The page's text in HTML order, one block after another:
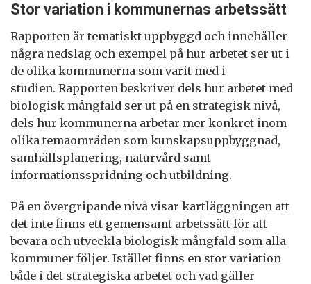
Stor variation i kommunernas arbetssätt
Rapporten är tematiskt uppbyggd och innehåller
några nedslag och exempel på hur arbetet ser ut i
de olika kommunerna som varit med i
studien. Rapporten beskriver dels hur arbetet med
biologisk mångfald ser ut på en strategisk nivå,
dels hur kommunerna arbetar mer konkret inom
olika temaområden som kunskapsuppbyggnad,
samhällsplanering, naturvård samt
informationsspridning och utbildning.
På en övergripande nivå visar kartläggningen att
det inte finns ett gemensamt arbetssätt för att
bevara och utveckla biologisk mångfald som alla
kommuner följer. Istället finns en stor variation
både i det strategiska arbetet och vad gäller